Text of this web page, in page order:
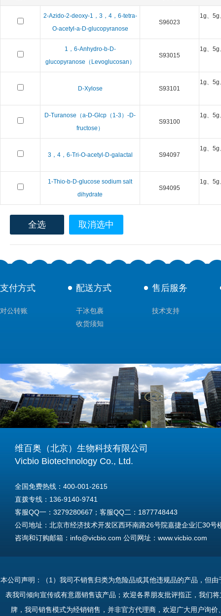
2-Azido-2-deoxy-1，3，4，6-tetra-
O-acetyl-a-D-glucopyranose
S96023
1g、
1，6-Anhydro-b-D-
glucopyranose（Levoglucosan）
S93015
1g、
D-Xylose S93101
1g、
D-Turanose（a-D-Glcp（1-3）-D-
fructose）
S93100
1g、
3，4，6-Tri-O-acetyl-D-galactal S94097
1g、
1-Thio-b-D-glucose sodium salt
dihydrate
S94095
1g、
全选 取消选中
支付方式
对公转账
配送方式
干冰包裹
收货须知
售后服务
技术支持
维百奥（北京）生物科技有限公司
Vicbio Biotechnology Co., Ltd.
全国免费热线：400-001-2615
直拨专线：136-9140-9741
客服QQ一：3279280667；客服QQ二：1877748443
公司地址：北京市经济技术开发区西环南路26号院嘉捷企业汇30号
咨询和订购邮箱：info@vicbio.com 公司网址：www.vicbio.com
Tel: +86-13691409741
本公司声明：（1）我司不销售归类为危险品或其他违规品的产品，但
表我司倾向宣传或有意愿销售该产品；欢迎各界朋友批评指正，我们
牌，我司销售模式为经销销售，并非官方代理商，欢迎广大用户询